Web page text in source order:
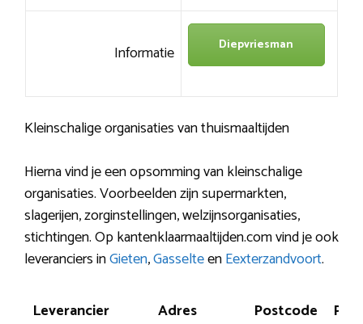
Informatie Diepvriesman
Kleinschalige organisaties van thuismaaltijden
Hierna vind je een opsomming van kleinschalige
organisaties. Voorbeelden zijn supermarkten,
slagerijen, zorginstellingen, welzijnsorganisaties,
stichtingen. Op kantenklaarmaaltijden.com vind je ook
leveranciers inGieten,GasselteenEexterzandvoort.
Leverancier Adres Postcode